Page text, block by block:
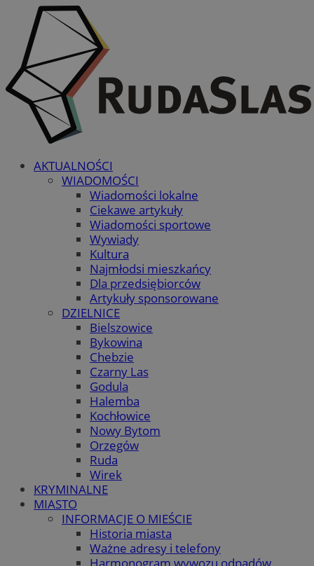
AKTUALNOŚCI
WIADOMOŚCI
Wiadomości lokalne
Ciekawe artykuły
Wiadomości sportowe
Wywiady
Kultura
Najmłodsi mieszkańcy
Dla przedsiębiorców
Artykuły sponsorowane
DZIELNICE
Bielszowice
Bykowina
Chebzie
Czarny Las
Godula
Halemba
Kochłowice
Nowy Bytom
Orzegów
Ruda
Wirek
KRYMINALNE
MIASTO
INFORMACJE O MIEŚCIE
Historia miasta
Ważne adresy i telefony